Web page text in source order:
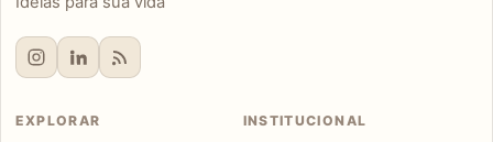
EXPLORAR INSTITUCIONAL